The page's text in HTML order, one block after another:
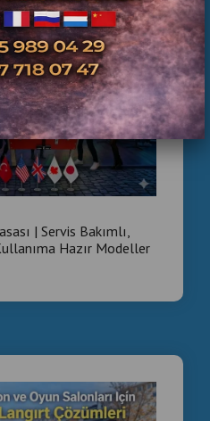
Fiyatları
faktörlere göre değişebilir:
ve kalite
sistemi
el olması
durumu
olduğu için işletmeler
edilmektedir.
sağlam olması
| Servis Bakımlı,
Hazır Modeller